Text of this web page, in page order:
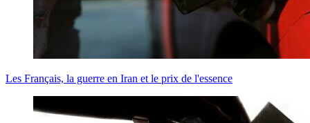
Les Français, la guerre en Iran et le prix de l'essence